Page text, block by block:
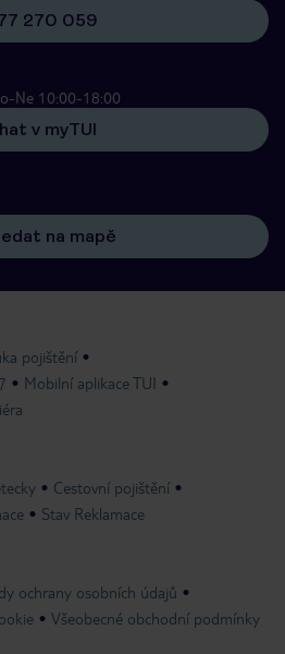
270 059
Ne 10:00-18:00
v myTUI
na mapě
pojištění
Mobilní aplikace TUI
Cestovní pojištění
Stav Reklamace
ochrany osobních údajů
Všeobecné obchodní podmínky